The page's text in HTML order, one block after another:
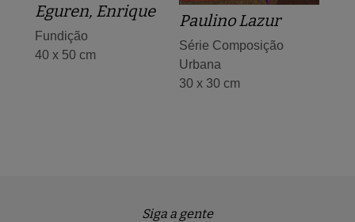
Paulino Lazur
Série Composição
Urbana
30 x 30 cm
Eguren, Enrique
Fundição
40 x 50 cm
Siga a gente